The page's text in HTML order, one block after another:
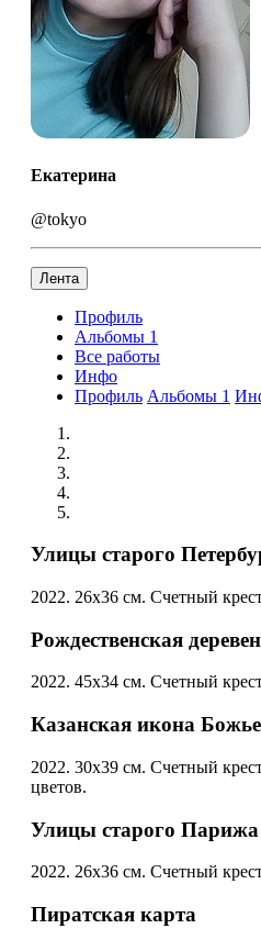
Екатерина
@tokyo
Лента
Профиль
Альбомы 1
Все работы
Инфо
Профиль Альбомы 1
Улицы старого
2022. 26х36 см. Счетный
Рождественская
2022. 45х34 см. Счетный
Казанская икона
2022. 30х39 см. Счетный
цветов.
Улицы старого Парижа
2022. 26х36 см. Счетный
Пиратская карта